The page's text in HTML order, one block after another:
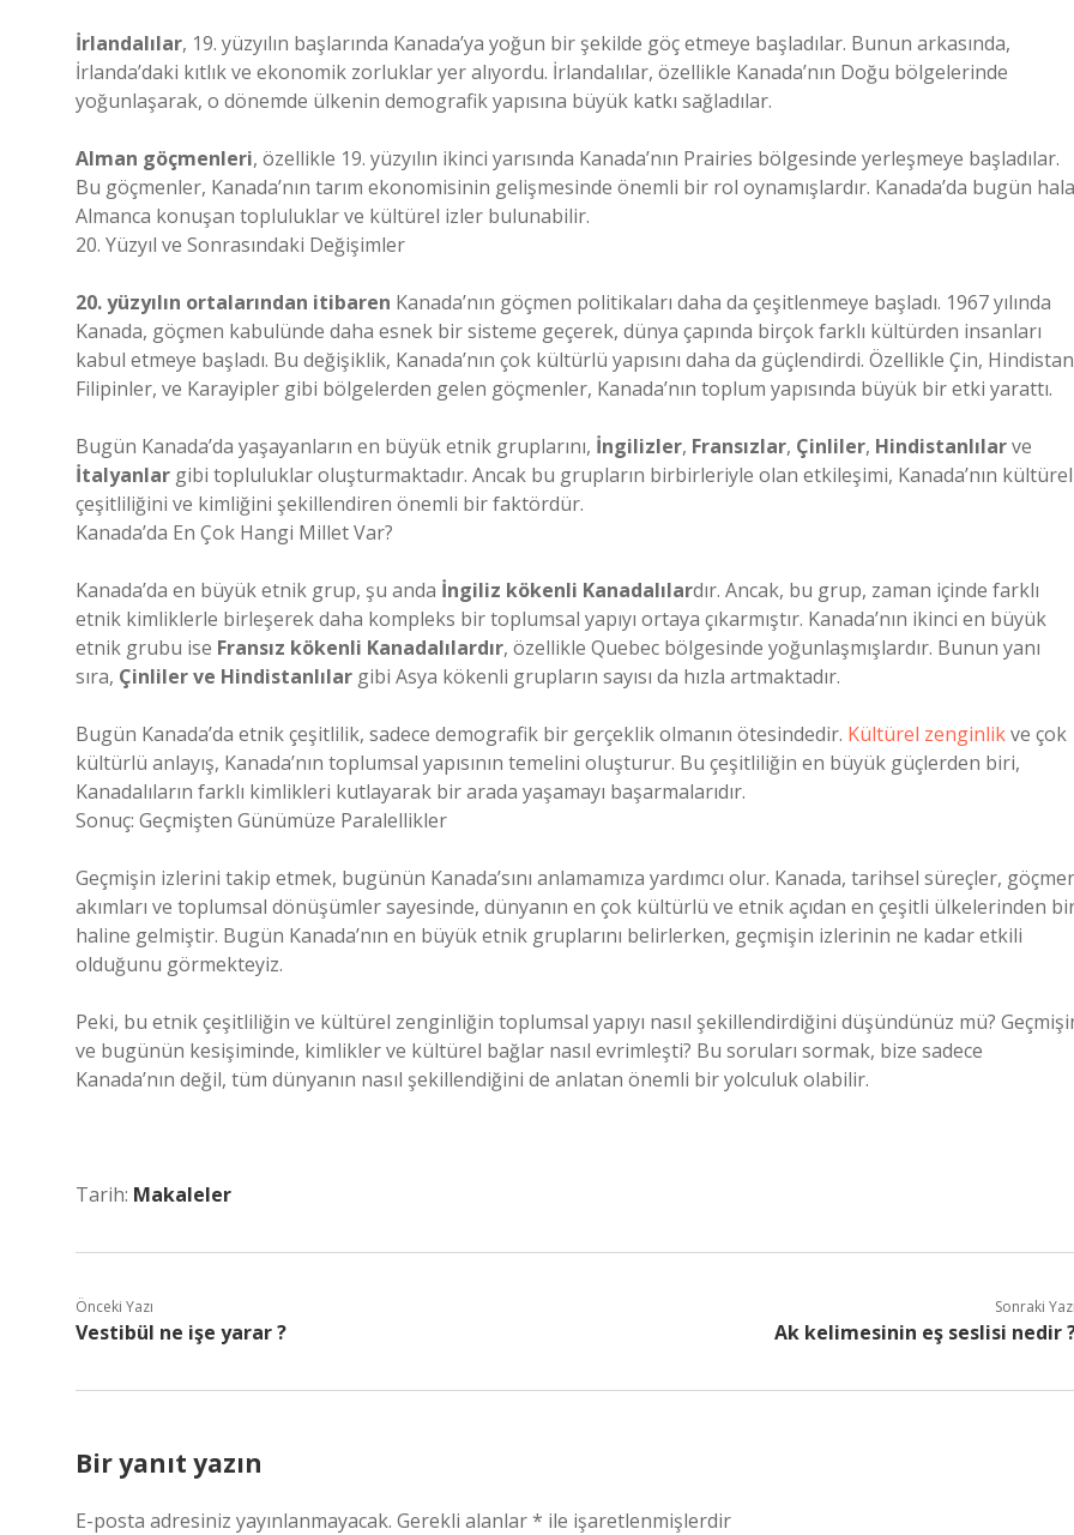
İrlandalılar, 19. yüzyılın başlarında Kanada’ya yoğun bir şekilde göç etmeye başladılar. Bunun arkasında,
İrlanda’daki kıtlık ve ekonomik zorluklar yer alıyordu. İrlandalılar, özellikle Kanada’nın Doğu bölgelerinde
yoğunlaşarak, o dönemde ülkenin demografik yapısına büyük katkı sağladılar.
Alman göçmenleri, özellikle 19. yüzyılın ikinci yarısında Kanada’nın Prairies bölgesinde yerleşmeye başladılar.
Bu göçmenler, Kanada’nın tarım ekonomisinin gelişmesinde önemli bir rol oynamışlardır. Kanada’da bugün hala
Almanca konuşan topluluklar ve kültürel izler bulunabilir.
20. Yüzyıl ve Sonrasındaki Değişimler
20. yüzyılın ortalarından itibaren Kanada’nın göçmen politikaları daha da çeşitlenmeye başladı. 1967 yılında
Kanada, göçmen kabulünde daha esnek bir sisteme geçerek, dünya çapında birçok farklı kültürden insanları
kabul etmeye başladı. Bu değişiklik, Kanada’nın çok kültürlü yapısını daha da güçlendirdi. Özellikle Çin,
Filipinler, ve Karayipler gibi bölgelerden gelen göçmenler, Kanada’nın toplum yapısında büyük bir etki yarattı.
Bugün Kanada’da yaşayanların en büyük etnik gruplarını, İngilizler, Fransızlar, Çinliler, Hindistanlılarve
İtalyanlar gibi topluluklar oluşturmaktadır. Ancak bu grupların birbirleriyle olan etkileşimi, Kanada’nın kültürel
çeşitliliğini ve kimliğini şekillendiren önemli bir faktördür.
Kanada’da En Çok Hangi Millet Var?
Kanada’da en büyük etnik grup, şu anda İngiliz kökenli Kanadalılardır. Ancak, bu grup, zaman içinde farklı
etnik kimliklerle birleşerek daha kompleks bir toplumsal yapıyı ortaya çıkarmıştır. Kanada’nın ikinci en büyük
etnik grubu ise Fransız kökenli Kanadalılardır, özellikle Quebec bölgesinde yoğunlaşmışlardır. Bunun yanı
sıra, Çinliler ve Hindistanlılar gibi Asya kökenli grupların sayısı da hızla artmaktadır.
Bugün Kanada’da etnik çeşitlilik, sadece demografik bir gerçeklik olmanın ötesindedir. Kültürel zenginlikve çok
kültürlü anlayış, Kanada’nın toplumsal yapısının temelini oluşturur. Bu çeşitliliğin en büyük güçlerden biri,
Kanadalıların farklı kimlikleri kutlayarak bir arada yaşamayı başarmalarıdır.
Sonuç: Geçmişten Günümüze Paralellikler
Geçmişin izlerini takip etmek, bugünün Kanada’sını anlamamıza yardımcı olur. Kanada, tarihsel süreçler,
akımları ve toplumsal dönüşümler sayesinde, dünyanın en çok kültürlü ve etnik açıdan en çeşitli ülkelerinden
haline gelmiştir. Bugün Kanada’nın en büyük etnik gruplarını belirlerken, geçmişin izlerinin ne kadar etkili
olduğunu görmekteyiz.
Peki, bu etnik çeşitliliğin ve kültürel zenginliğin toplumsal yapıyı nasıl şekillendirdiğini düşündünüz mü?
ve bugünün kesişiminde, kimlikler ve kültürel bağlar nasıl evrimleşti? Bu soruları sormak, bize sadece
Kanada’nın değil, tüm dünyanın nasıl şekillendiğini de anlatan önemli bir yolculuk olabilir.
Tarih: Makaleler
Önceki Yazı
Vestibül ne işe yarar ?
Sonraki Yazı
Ak kelimesinin eş seslisi nedir
Bir yanıt yazın
E-posta adresiniz yayınlanmayacak. Gerekli alanlar* ile işaretlenmişlerdir